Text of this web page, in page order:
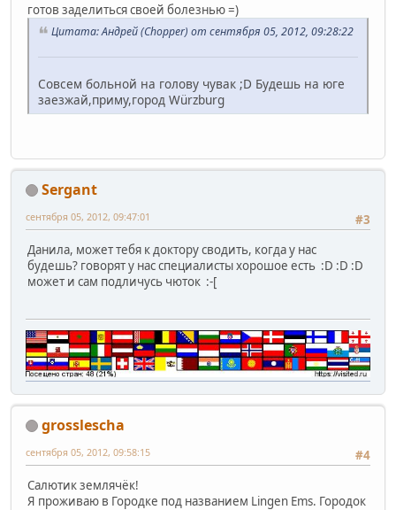
готов заделиться своей болезнью =)
Цитата: Андрей (Сhopper) от сентября 05, 2012, 09:28:22
Совсем больной на голову чувак ;D Будешь на юге
заезжай,приму,город Würzburg
Sergant
#3
сентября 05, 2012, 09:47:01
Данила, может тебя к доктору сводить, когда у нас
будешь? говорят у нас специалисты хорошое есть :D :D :D
может и сам подличусь чюток :-[
grosslescha
#4
сентября 05, 2012, 09:58:15
Салютик землячёк!
Я проживаю в Городке под названием Lingen Ems. Городок